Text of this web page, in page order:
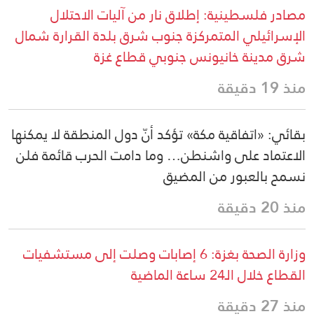
مصادر فلسطينية: إطلاق نار من آليات الاحتلال
الإسرائيلي المتمركزة جنوب شرق بلدة القرارة شمال
شرق مدينة خانيونس جنوبي قطاع غزة
منذ 19 دقيقة
بقائي: «اتفاقية مكة» تؤكد أنّ دول المنطقة لا يمكنها
الاعتماد على واشنطن… وما دامت الحرب قائمة فلن
نسمح بالعبور من المضيق
منذ 20 دقيقة
وزارة الصحة بغزة: 6 إصابات وصلت إلى مستشفيات
القطاع خلال الـ24 ساعة الماضية
منذ 27 دقيقة